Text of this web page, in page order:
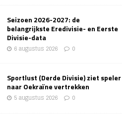
Seizoen 2026-2027: de
belangrijkste Eredivisie- en Eerste
Divisie-data
6 augustus 2026 0
Sportlust (Derde Divisie) ziet speler
naar Oekraïne vertrekken
5 augustus 2026 0